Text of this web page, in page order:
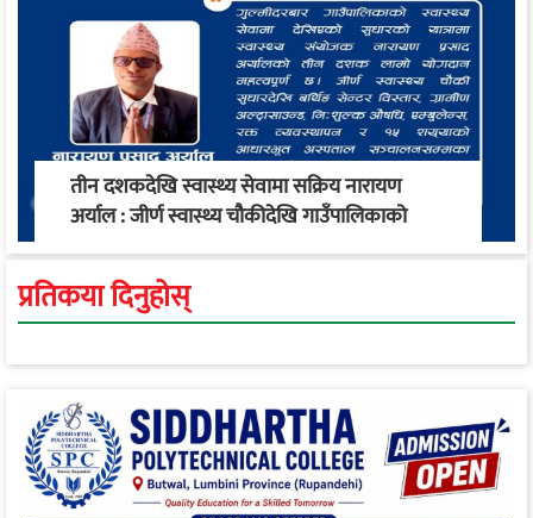
तीन दशकदेखि स्वास्थ्य सेवामा सक्रिय नारायण
अर्याल : जीर्ण स्वास्थ्य चौकीदेखि गाउँपालिकाको
स्वास्थ्य रूपान्तरण सम्म
प्रतिकया दिनुहोस्